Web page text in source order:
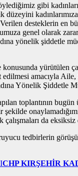
gibi
desteklerin en
genel olarak
yönelik şiddetle
yürütülen
amacıyla
Yönelik Şiddetle
bugün
da
tedbirlerin
CHP KIRŞEHİR